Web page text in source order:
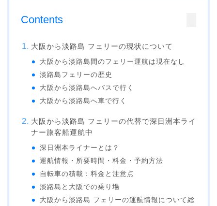
Contents
大阪から淡路島 フェリーの現状について
大阪から淡路島間のフェリー運航は現在なし
淡路島フェリーの歴史
大阪から淡路島へバスで行く
大阪から淡路島へ車で行く
大阪から淡路島 フェリーの代替で深日洲本ライ
ナー旅客船運航中
深日洲本ライナーとは？
運航情報・所要時間・料金・予約方法
自転車の積載：料金と注意点
淡路島と大阪での乗り場
大阪から淡路島 フェリーの運航情報について総